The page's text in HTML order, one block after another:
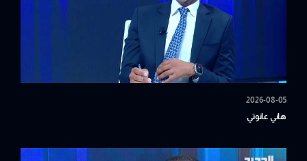
2026-08-05
هاني عانوتي